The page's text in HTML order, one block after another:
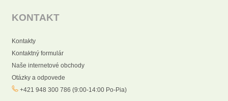
KONTAKT
Kontakty
Kontaktný formulár
Naše internetové obchody
Otázky a odpovede
+421 948 300 786 (9:00-14:00 Po-Pia)